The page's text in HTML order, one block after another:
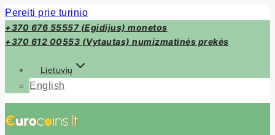
Pereiti prie turinio
+370 676 55557 (Egidijus) monetos
+370 612 00553 (Vytautas) numizmatinės prekės
Lietuvių
English